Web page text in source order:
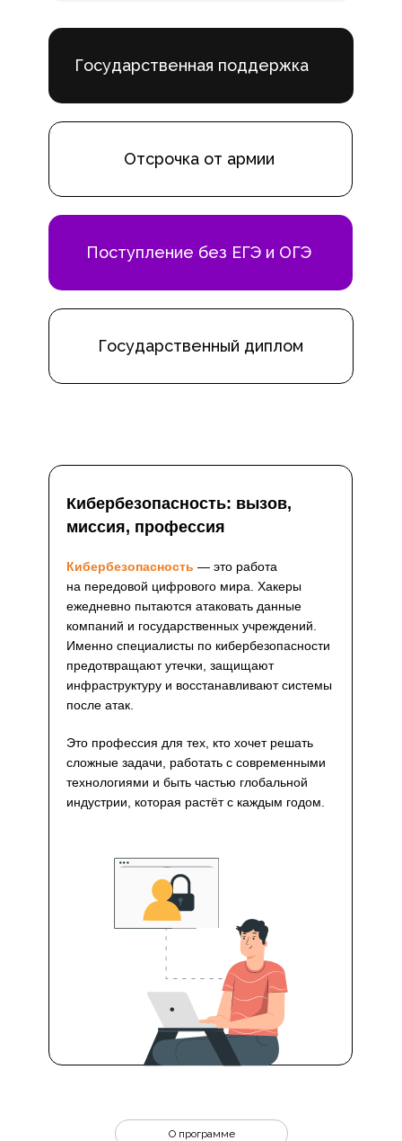
Государственный диплом
Отсрочка от армии
Государственная поддержка
Поступление без ЕГЭ и ОГЭ
Кибербезопасность: вызов,
миссия, профессия
Кибербезопасность — это работа
на передовой цифрового мира. Хакеры
ежедневно пытаются атаковать данные
компаний и государственных учреждений.
Именно специалисты по кибербезопасности
предотвращают утечки, защищают
инфраструктуру и восстанавливают системы
после атак.
Это профессия для тех, кто хочет решать
сложные задачи, работать с современными
технологиями и быть частью глобальной
индустрии, которая растёт с каждым годом.
О программе